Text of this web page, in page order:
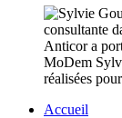
Anticor a
MoDem
réalisées
Accueil